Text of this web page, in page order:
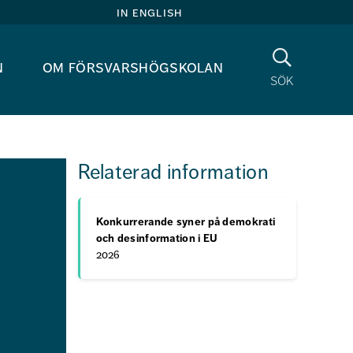
in english
om försvarshögskolan
sök
Sök
Relaterad information
Konkurrerande syner på demokrati
och desinformation i EU
2026